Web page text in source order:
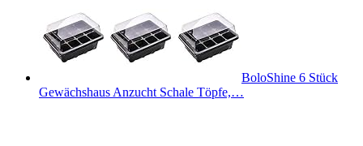
BoloShine 6 Stück
Gewächshaus Anzucht Schale Töpfe,…